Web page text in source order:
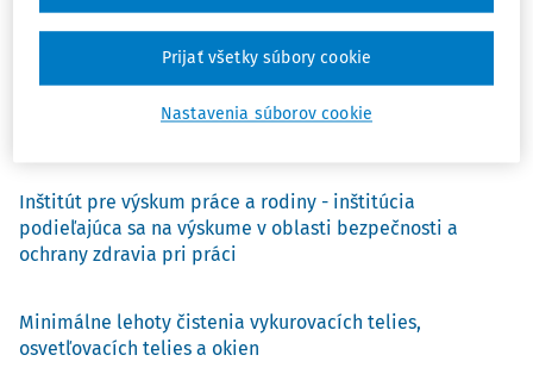
energia
Michaela Balážiková,Juraj Glatz
Analýza pracovných úrazov
Inštitút pre výskum práce a rodiny - inštitúcia
podieľajúca sa na výskume v oblasti bezpečnosti a
ochrany zdravia pri práci
Minimálne lehoty čistenia vykurovacích telies,
osvetľovacích telies a okien
Nastavenia súborov cookie
Prijať všetky súbory cookie